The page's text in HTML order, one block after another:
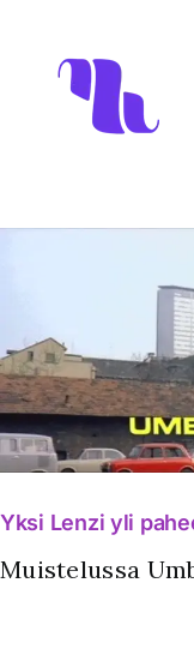
content
Yksi Lenzi yli
Muistelussa